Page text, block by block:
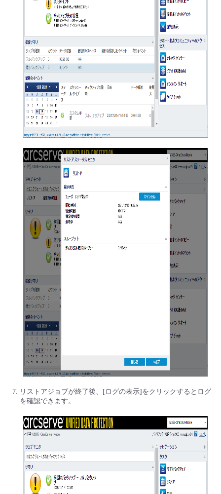
リストアジョブが終了後、[ログの表示]をクリックするとログ
を確認できます。